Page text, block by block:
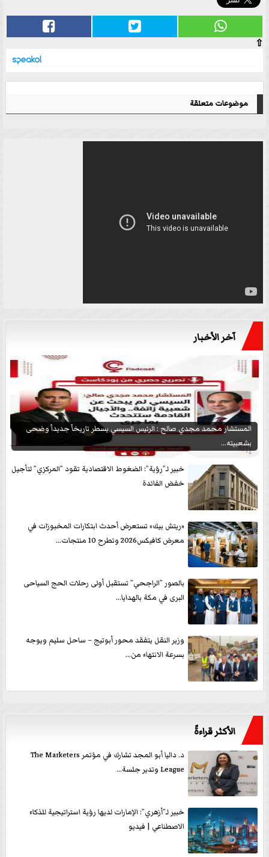
⇧
موضوعات متعلقة
آخر الأخبار
المستشار محمد مجدي صالح : الرئيس السيسي يسطر تاريخاً جديداً وضحى
بشعبيته...
خبير لـ”رؤية”: الضغوط الاقتصادية تقود ”المركزي” لتأجيل
خفض الفائدة
«ريتش بيك» تستعرض أحدث ابتكارات المخبوزات في
معرض كافيكس2026 وتطرح 10 منتجات...
بالصور ”الراجحي” تستقبل أولى رحلات الحج السياحى
البرى في مكة بالهدايا...
وزير النقل يتفقد محور أبوتيج – ساحل سليم ويوجه
بسرعة الانتهاء من...
الأكثر قراءةً
د. داليا أبو المجد تشارك في مؤتمر The Marketers
League وتدير جلسة...
خبير لـ”أزهري”: الإمارات لديها رؤية استراتيجية للذكاء
الاصطناعي | فيديو